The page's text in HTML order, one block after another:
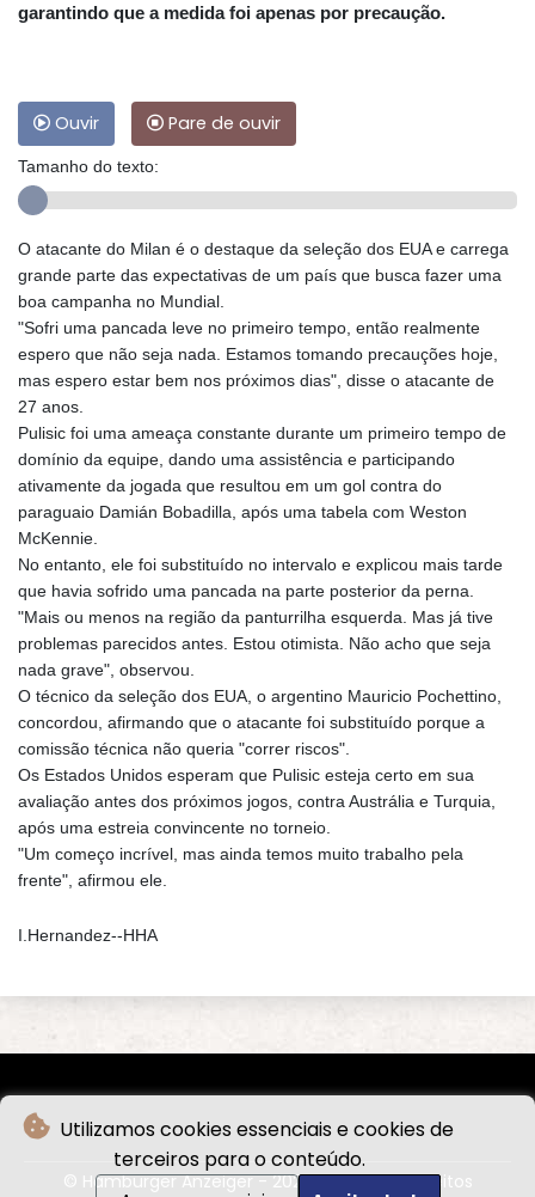
Utilizamos cookies essenciais e cookies de
terceiros para o conteúdo.
garantindo que a medida foi apenas por precaução.
Ouvir Pare de ouvir
Tamanho do texto:
O atacante do Milan é o destaque da seleção dos EUA e carrega
grande parte das expectativas de um país que busca fazer uma
boa campanha no Mundial.
"Sofri uma pancada leve no primeiro tempo, então realmente
espero que não seja nada. Estamos tomando precauções hoje,
mas espero estar bem nos próximos dias", disse o atacante de
27 anos.
Pulisic foi uma ameaça constante durante um primeiro tempo de
domínio da equipe, dando uma assistência e participando
ativamente da jogada que resultou em um gol contra do
paraguaio Damián Bobadilla, após uma tabela com Weston
McKennie.
No entanto, ele foi substituído no intervalo e explicou mais tarde
que havia sofrido uma pancada na parte posterior da perna.
"Mais ou menos na região da panturrilha esquerda. Mas já tive
problemas parecidos antes. Estou otimista. Não acho que seja
nada grave", observou.
O técnico da seleção dos EUA, o argentino Mauricio Pochettino,
concordou, afirmando que o atacante foi substituído porque a
comissão técnica não queria "correr riscos".
Os Estados Unidos esperam que Pulisic esteja certo em sua
avaliação antes dos próximos jogos, contra Austrália e Turquia,
após uma estreia convincente no torneio.
"Um começo incrível, mas ainda temos muito trabalho pela
frente", afirmou ele.
I.Hernandez--HHA
© Hamburger Anzeiger - 2026 - Todos os direitos